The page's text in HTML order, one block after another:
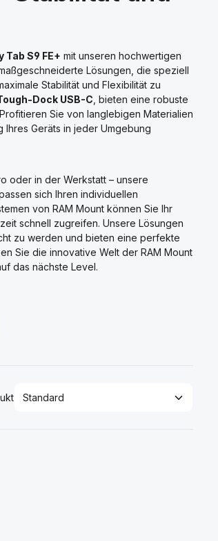
Tab S9 FE+ mit unseren hochwertigen
Lösungen, die speziell
Stabilität und Flexibilität zu
Dock USB-C , bieten eine robuste
Sie von langlebigen Materialien
Geräts in jeder Umgebung
oder in der Werkstatt – unsere
sich Ihren individuellen
von RAM Mount können Sie Ihr
schnell zugreifen. Unsere Lösungen
zu werden und bieten eine perfekte
Sie die innovative Welt der RAM Mount
das nächste Level.